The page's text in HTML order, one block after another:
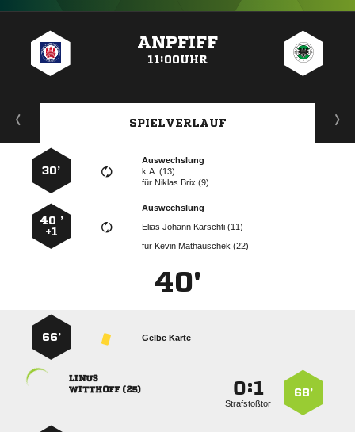
ANPFIFF
11:00UHR
SPIELVERLAUF
Auswechslung
k.A. (13)
für   
30’
Auswechslung
   
für   
40 ’
+1
40'
Gelbe Karte
66’
68’
:
Strafstoßtor

 